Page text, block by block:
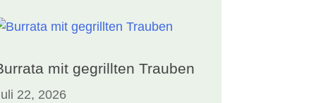
mit gegrillten Trauben
22, 2026